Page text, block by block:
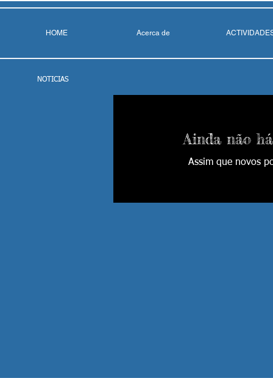
HOME Acerca de
NOTICIAS
Ainda não
Assim que novos